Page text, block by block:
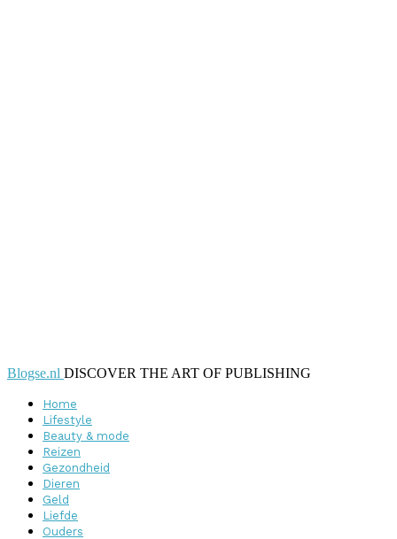
Blogse.nl DISCOVER THE ART OF PUBLISHING
Home
Lifestyle
Beauty & mode
Reizen
Gezondheid
Dieren
Geld
Liefde
Ouders